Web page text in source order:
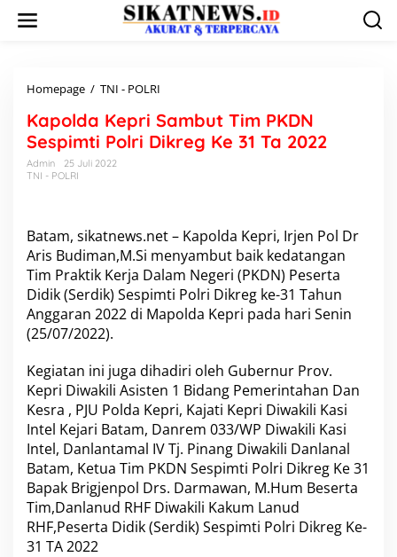
Homepage / TNI - POLRI
p
o
l
p
i
S
a
m
T
i
m
P
K
D
N
S
e
p
Kapolda Kepri Sambut Tim PKDN
Sespimti Polri Dikreg Ke 31 Ta 2022
Admin
25 Juli 2022
TNI - POLRI
Batam, sikatnews.net – Kapolda Kepri, Irjen Pol Dr
Aris Budiman,M.Si menyambut baik kedatangan
Tim Praktik Kerja Dalam Negeri (PKDN) Peserta
Didik (Serdik) Sespimti Polri Dikreg ke-31 Tahun
Anggaran 2022 di Mapolda Kepri pada hari Senin
(25/07/2022).
Kegiatan ini juga dihadiri oleh Gubernur Prov.
Kepri Diwakili Asisten 1 Bidang Pemerintahan Dan
Kesra , PJU Polda Kepri, Kajati Kepri Diwakili Kasi
Intel Kejari Batam, Danrem 033/WP Diwakili Kasi
Intel, Danlantamal IV Tj. Pinang Diwakili Danlanal
Batam, Ketua Tim PKDN Sespimti Polri Dikreg Ke 31
Bapak Brigjenpol Drs. Darmawan, M.Hum Beserta
Tim,Danlanud RHF Diwakili Kakum Lanud
RHF,Peserta Didik (Serdik) Sespimti Polri Dikreg Ke-
31 TA 2022